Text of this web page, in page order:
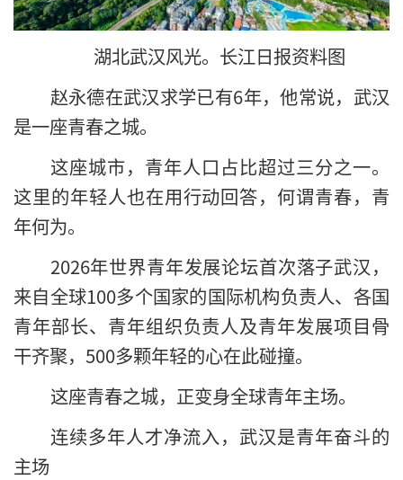
湖北武汉风光。长江日报资料图
赵永德在武汉求学已有6年，他常说，武汉
是一座青春之城。
这座城市，青年人口占比超过三分之一。
这里的年轻人也在用行动回答，何谓青春，青
年何为。
2026年世界青年发展论坛首次落子武汉，
来自全球100多个国家的国际机构负责人、各国
青年部长、青年组织负责人及青年发展项目骨
干齐聚，500多颗年轻的心在此碰撞。
这座青春之城，正变身全球青年主场。
连续多年人才净流入，武汉是青年奋斗的
主场